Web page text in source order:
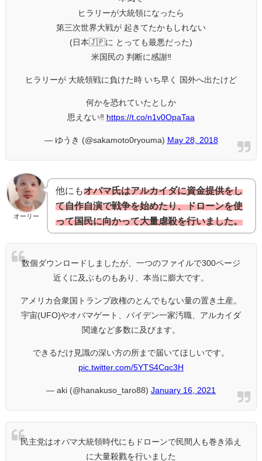
ヒラリーが大統領になったら
第三次世界大戦が 起きてたかもしれない
(日本🇯🇵に とっても最悪だった)
米国民の 判断に感謝‼️
ヒラリーが 大統領戦に負けた時 いち早く 国外へ出たけど
何かを恐れていたとしか
思えない‼️ https://t.co/n1v0OpaTaa
— ゆうき (@sakamoto0ryouma) May 28, 2018
オーリー
他にもオバマ氏はアルカイダに資金提供をし
て自作自演で戦争を始めたり、ドローンを使
って国民に向かって大量虐殺を行いました。
数個ダウンロードしましたが、一つのファイルで300ページ
近くに及ぶものもあり、本当に膨大です。
アメリカ合衆国トランプ政権のとんでもない量の置き土産。
宇宙(UFO)やオバマゲート、バイデン一家汚職、アルカイダ
関連など多数に及びます。
できるだけ見識の深い方の所まで届いてほしいです。
pic.twitter.com/5YTS4Cqc3H
— aki (@hanakuso_taro88) January 16, 2021
民主党はオバマ大統領時代にもドローンで民間人も巻き添え
に大量殺戮を行いました